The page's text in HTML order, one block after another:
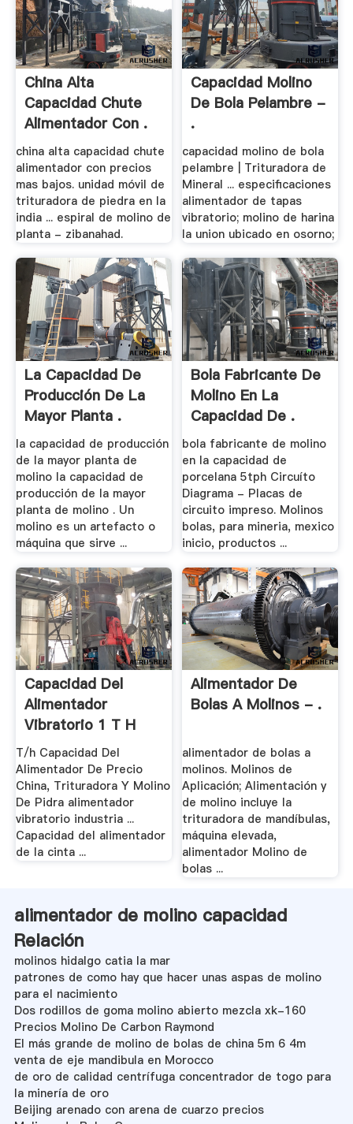
China Alta
Capacidad Chute
Alimentador Con .
china alta capacidad chute
alimentador con precios
mas bajos. unidad móvil de
trituradora de piedra en la
india ... espiral de molino de
planta - zibanahad.
Capacidad Molino
De Bola Pelambre -
.
capacidad molino de bola
pelambre | Trituradora de
Mineral ... especificaciones
alimentador de tapas
vibratorio; molino de harina
la union ubicado en osorno;
La Capacidad De
Producción De La
Mayor Planta .
la capacidad de producción
de la mayor planta de
molino la capacidad de
producción de la mayor
planta de molino . Un
molino es un artefacto o
máquina que sirve ...
Bola Fabricante De
Molino En La
Capacidad De .
bola fabricante de molino
en la capacidad de
porcelana 5tph Circuíto
Diagrama - Placas de
circuito impreso. Molinos
bolas, para mineria, mexico
inicio, productos ...
Capacidad Del
Alimentador
Vibratorio 1 T H
T/h Capacidad Del
Alimentador De Precio
China, Trituradora Y Molino
De Pidra alimentador
vibratorio industria ...
Capacidad del alimentador
de la cinta ...
Alimentador De
Bolas A Molinos - .
alimentador de bolas a
molinos. Molinos de
Aplicación; Alimentación y
de molino incluye la
trituradora de mandíbulas,
máquina elevada,
alimentador Molino de
bolas ...
alimentador de molino capacidad
Relación
molinos hidalgo catia la mar
patrones de como hay que hacer unas aspas de molino
para el nacimiento
Dos rodillos de goma molino abierto mezcla xk-160
Precios Molino De Carbon Raymond
El más grande de molino de bolas de china 5m 6 4m
venta de eje mandibula en Morocco
de oro de calidad centrífuga concentrador de togo para
la minería de oro
Beijing arenado con arena de cuarzo precios